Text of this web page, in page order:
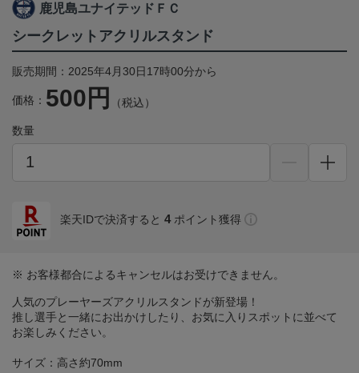
鹿児島ユナイテッドＦＣ
シークレットアクリルスタンド
販売期間：2025年4月30日17時00分から
価格： 500円 （税込）
数量
楽天IDで決済すると 4 ポイント獲得
※ お客様都合によるキャンセルはお受けできません。
人気のプレーヤーズアクリルスタンドが新登場！
推し選手と一緒にお出かけしたり、お気に入りスポットに並べて
お楽しみください。
サイズ：高さ約70mm